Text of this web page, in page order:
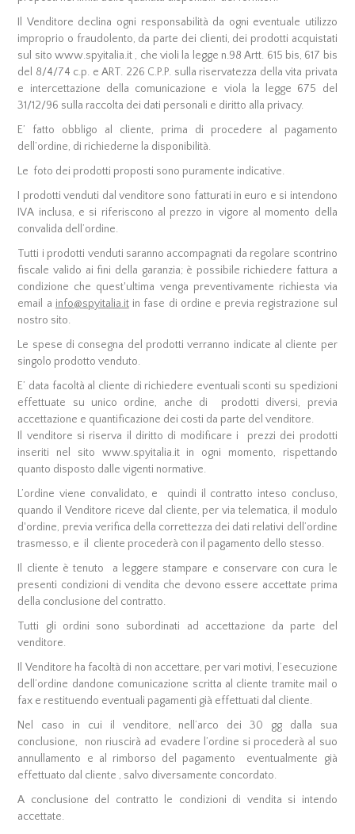
Il Venditore declina ogni responsabilità da ogni eventuale utilizzo
improprio o fraudolento, da parte dei clienti, dei prodotti acquistati
sul sito www.spyitalia.it , che violi la legge n.98 Artt. 615 bis, 617 bis
del 8/4/74 c.p. e ART. 226 C.P.P. sulla riservatezza della vita privata
e intercettazione della comunicazione e viola la legge 675 del
31/12/96 sulla raccolta dei dati personali e diritto alla privacy.
E’ fatto obbligo al cliente, prima di procedere al pagamento
dell’ordine, di richiederne la disponibilità.
Le foto dei prodotti proposti sono puramente indicative.
I prodotti venduti dal venditore sono fatturati in euro e si intendono
IVA inclusa, e si riferiscono al prezzo in vigore al momento della
convalida dell’ordine.
Tutti i prodotti venduti saranno accompagnati da regolare scontrino
fiscale valido ai fini della garanzia; è possibile richiedere fattura a
condizione che quest'ultima venga preventivamente richiesta via
email a info@spyitalia.itin fase di ordine e previa registrazione sul
nostro sito.
Le spese di consegna del prodotti verranno indicate al cliente per
singolo prodotto venduto.
E’ data facoltà al cliente di richiedere eventuali sconti su spedizioni
effettuate su unico ordine, anche di prodotti diversi, previa
accettazione e quantificazione dei costi da parte del venditore.
Il venditore si riserva il diritto di modificare i prezzi dei prodotti
inseriti nel sito www.spyitalia.it in ogni momento, rispettando
quanto disposto dalle vigenti normative.
L’ordine viene convalidato, e quindi il contratto inteso concluso,
quando il Venditore riceve dal cliente, per via telematica, il modulo
d'ordine, previa verifica della correttezza dei dati relativi dell’ordine
trasmesso, e il cliente procederà con il pagamento dello stesso.
Il cliente è tenuto a leggere stampare e conservare con cura le
presenti condizioni di vendita che devono essere accettate prima
della conclusione del contratto.
Tutti gli ordini sono subordinati ad accettazione da parte del
venditore.
Il Venditore ha facoltà di non accettare, per vari motivi, l’esecuzione
dell’ordine dandone comunicazione scritta al cliente tramite mail o
fax e restituendo eventuali pagamenti già effettuati dal cliente.
Nel caso in cui il venditore, nell’arco dei 30 gg dalla sua
conclusione, non riuscirà ad evadere l’ordine si procederà al suo
annullamento e al rimborso del pagamento eventualmente già
effettuato dal cliente , salvo diversamente concordato.
A conclusione del contratto le condizioni di vendita si intendo
accettate.